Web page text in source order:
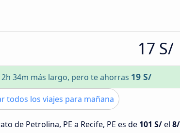
17 S/
34m más largo, pero te ahorras 19 S/
todos los viajes para mañana
de Petrolina, PE a Recife, PE es de 101 S/el